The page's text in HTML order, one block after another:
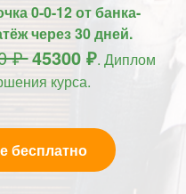
0-0-12 от банка-
через 30 дней.
₽45300 ₽. Диплом
курса.
бесплатно